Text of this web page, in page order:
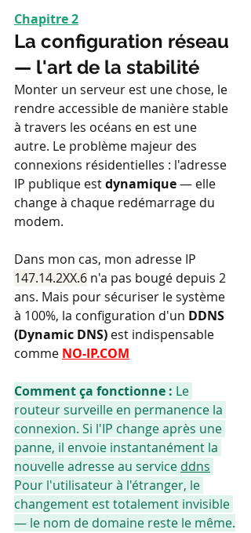
Chapitre 2
La configuration réseau
— l'art de la stabilité
Monter un serveur est une chose, le
rendre accessible de manière stable
à travers les océans en est une
autre. Le problème majeur des
connexions résidentielles : l'adresse
IP publique est dynamique — elle
change à chaque redémarrage du
modem.
Dans mon cas, mon adresse IP
147.14.2XX.6 n'a pas bougé depuis 2
ans. Mais pour sécuriser le système
à 100%, la configuration d'un DDNS
(Dynamic DNS) est indispensable
comme NO-IP.COM
Comment ça fonctionne : Le
routeur surveille en permanence la
connexion. Si l'IP change après une
panne, il envoie instantanément la
nouvelle adresse au service ddns
Pour l'utilisateur à l'étranger, le
changement est totalement invisible
— le nom de domaine reste le même.